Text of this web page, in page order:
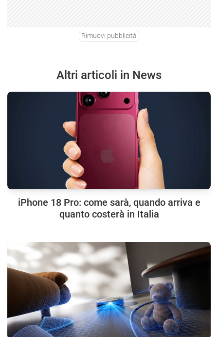
Rimuovi pubblicità
Altri articoli in News
iPhone 18 Pro: come sarà, quando arriva e
quanto costerà in Italia